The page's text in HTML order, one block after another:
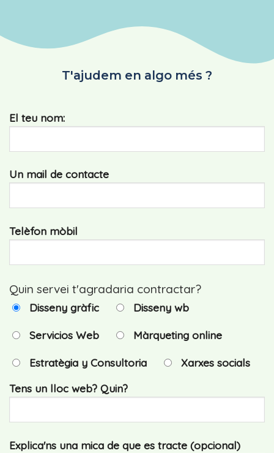
T'ajudem en algo més ?
El teu nom:
Un mail de contacte
Telèfon mòbil
Quin servei t'agradaria contractar?
Disseny gràfic Disseny wb
Servicios Web Màrqueting online
Estratègia y Consultoria Xarxes socials
Tens un lloc web? Quin?
Explica'ns una mica de que es tracte (opcional)